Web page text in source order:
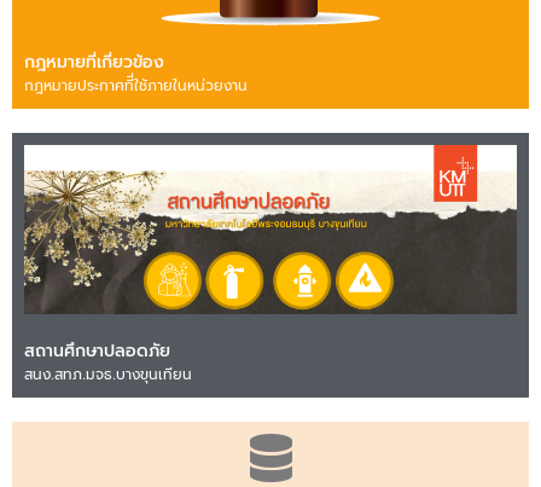
กฎหมายที่เกี่ยวข้อง
กฎหมายประกาศทีี่ใช้ภายในหน่วยงาน
สถานศึกษาปลอดภัย
สนง.สทภ.มจธ.บางขุนเทียน